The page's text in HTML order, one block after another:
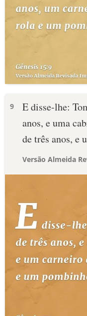
9
E disse-lhe:
anos, e uma
de três anos, e
Versão Almeida